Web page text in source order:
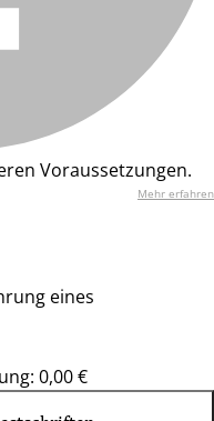
Voraussetzungen.
Mehr erfahren
eines
0,00 €